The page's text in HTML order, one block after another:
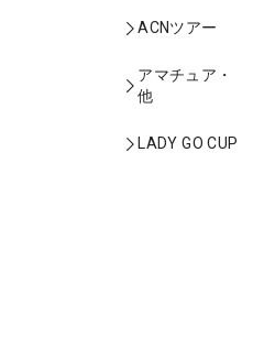
ACNツアー
アマチュア・
他
LADY GO CUP